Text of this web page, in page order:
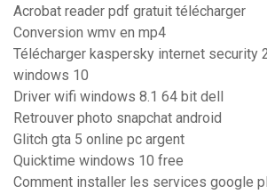
Acrobat reader pdf gratuit télécharger
Conversion wmv en mp4
Télécharger kaspersky internet security
windows 10
Driver wifi windows 8.1 64 bit dell
Retrouver photo snapchat android
Glitch gta 5 online pc argent
Quicktime windows 10 free
Comment installer les services google